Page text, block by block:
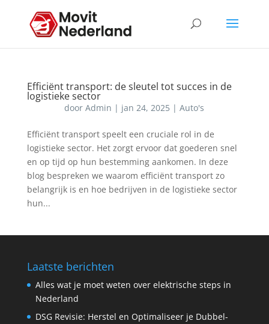
Efficiënt transport: de sleutel tot succes in de
logistieke sector
doorAdmin | jan 24, 2025 |Auto's
Efficiënt transport speelt een cruciale rol in de
logistieke sector. Het zorgt ervoor dat goederen snel
en op tijd op hun bestemming aankomen. In deze
blog bespreken we waarom efficiënt transport zo
belangrijk is en hoe bedrijven in de logistieke sector
hun...
Laatste berichten
Alles wat je moet weten over elektrische steps in
Nederland
DSG Revisie: Herstel en Optimaliseer je Dubbel­